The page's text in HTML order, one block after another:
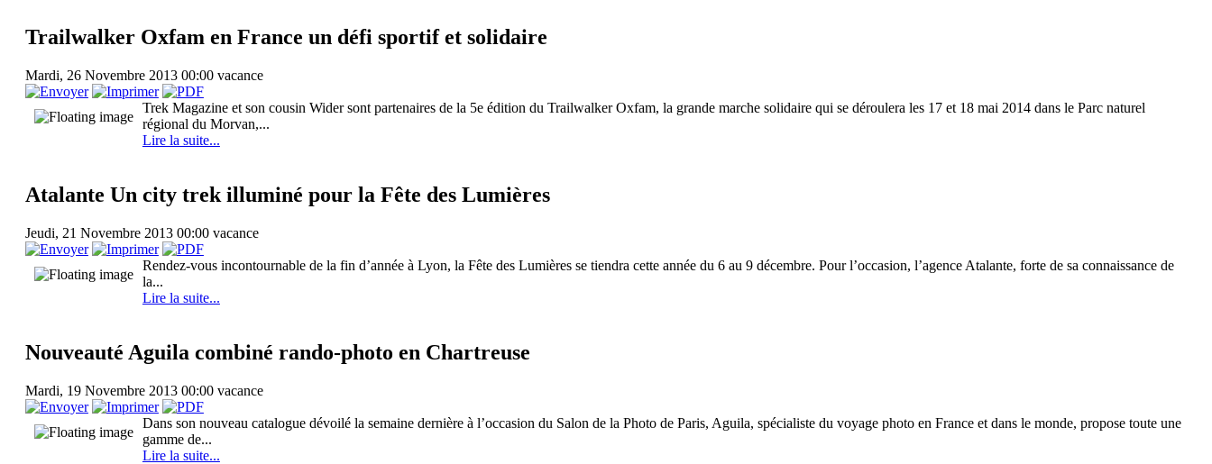
Trailwalker Oxfam en France un défi sportif et solidaire
Mardi, 26 Novembre 2013 00:00 vacance
Trek Magazine et son cousin Wider sont partenaires de la 5e édition du Trailwalker Oxfam, la grande marche solidaire qui se déroulera les 17 et 18 mai 2014 dans le Parc naturel
régional du Morvan,...
Lire la suite...
Atalante Un city trek illuminé pour la Fête des Lumières
Jeudi, 21 Novembre 2013 00:00 vacance
Rendez-vous incontournable de la fin d’année à Lyon, la Fête des Lumières se tiendra cette année du 6 au 9 décembre. Pour l’occasion, l’agence Atalante, forte de sa connaissance de
la...
Lire la suite...
Nouveauté Aguila combiné rando-photo en Chartreuse
Mardi, 19 Novembre 2013 00:00 vacance
Dans son nouveau catalogue dévoilé la semaine dernière à l’occasion du Salon de la Photo de Paris, Aguila, spécialiste du voyage photo en France et dans le monde, propose toute une
gamme de...
Lire la suite...